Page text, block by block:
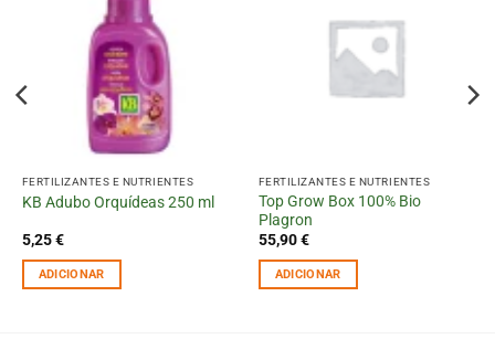
FERTILIZANTES E NUTRIENTES
KB Adubo Orquídeas 250 ml
5,25€
ADICIONAR
FERTILIZANTES E NUTRIENTES
Top Grow Box 100% Bio
Plagron
55,90€
ADICIONAR